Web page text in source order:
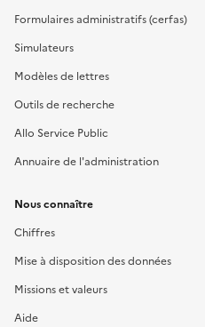
Formulaires administratifs (cerfas)
Simulateurs
Modèles de lettres
Outils de recherche
Allo Service Public
Annuaire de l'administration
Nous connaître
Chiffres
Mise à disposition des données
Missions et valeurs
Aide